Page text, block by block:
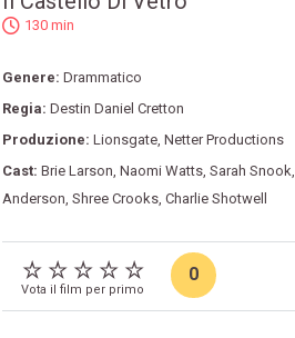
130 min
Genere: Drammatico
Regia: Destin Daniel Cretton
Produzione: Lionsgate, Netter Productions
Cast: Brie Larson, Naomi Watts, Sarah Snook,
Anderson, Shree Crooks, Charlie Shotwell
Vota il film per primo
0